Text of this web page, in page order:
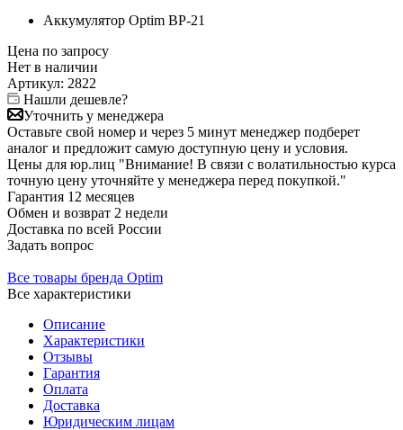
Аккумулятор Optim BP-21
Цена по запросу
Нет в наличии
Артикул: 2822
Нашли дешевле?
Уточнить у менеджера
Оставьте свой номер и через 5 минут менеджер подберет
аналог и предложит самую доступную цену и условия.
Цены для юр.лиц "Внимание! В связи с волатильностью курса
точную цену уточняйте у менеджера перед покупкой."
Гарантия 12 месяцев
Обмен и возврат 2 недели
Доставка по всей России
Задать вопрос
Все товары бренда Optim
Все характеристики
Описание
Характеристики
Отзывы
Гарантия
Оплата
Доставка
Юридическим лицам